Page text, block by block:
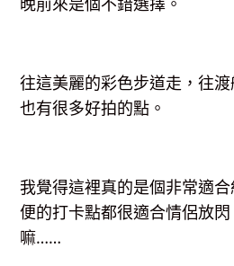
往這美麗的彩色步道走，往渡
也有很多好拍的點。
我覺得這裡真的是個非常適
便的打卡點都很適合情侶放
嘛……